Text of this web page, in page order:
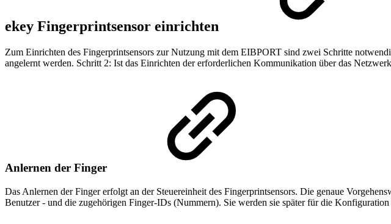
ekey Fingerprintsensor einrichten
Zum Einrichten des Fingerprintsensors zur Nutzung mit dem EIBPORT sind zwei Schritte
angelernt werden. Schritt 2: Ist das Einrichten der erforderlichen Kommunikation über das
Anlernen der Finger
Das Anlernen der Finger erfolgt an der Steuereinheit des Fingerprintsensors. Die genaue
Benutzer - und die zugehörigen Finger-IDs (Nummern). Sie werden sie später für die Konfiguration